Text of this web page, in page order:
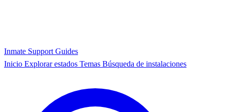
Inmate Support Guides
Inicio Explorar estados Temas Búsqueda de instalaciones